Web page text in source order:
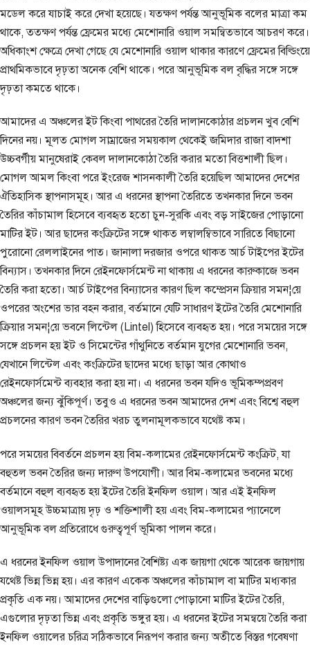
মডেল করে যাচাই করে দেখা হয়েছে। যতক্ষণ পর্যন্ত আনুভূমিক বলের মাত্রা কম
থাকে, ততক্ষণ পর্যন্ত ফ্রেমের মধ্যে মেশোনারি ওয়াল সমন্বিতভাবে আচরণ করে।
অধিকাংশ ক্ষেত্রে দেখা গেছে যে মেশোনারি ওয়াল থাকার কারণে ফ্রেমের বিল্ডিংয়ে
প্রাথমিকভাবে দৃঢ়তা অনেক বেশি থাকে। পরে আনুভূমিক বল বৃদ্ধির সঙ্গে সঙ্গে
দৃঢ়তা কমতে থাকে।
আমাদের এ অঞ্চলের ইট কিংবা পাথরের তৈরি দালানকোঠার প্রচলন খুব বেশি
দিনের নয়। মূলত মোগল সাম্রাজের সময়কাল থেকেই জমিদার রাজা বাদশা
উচ্চবর্গীয় মানুষেরাই কেবল দালানকোঠা তৈরি করার মতো বিত্তশালী ছিল।
মোগল আমল কিংবা পরে ইংরেজ শাসনকালী তৈরি হয়েছিল আমাদের দেশের
ঐতিহাসিক স্থাপনাসমূহ। আর এ ধরনের স্থাপনা তৈরিতে তখনকার দিনে ভবন
তৈরির কাঁচামাল হিসেবে ব্যবহৃত হতো চুন-সুরকি এবং বড় সাইজের পোড়ানো
মাটির ইট। আর ছাদের কংক্রিটের সঙ্গে থাকত লম্বালম্বিভাবে সারিতে বিছানো
পুরোনো রেললাইনের পাত। জানালা দরজার ওপরে থাকত আর্চ টাইপের ইটের
বিন্যাস। তখনকার দিনে রেইনফোর্সমেন্ট না থাকায় এ ধরনের কারুকাজে ভবন
তৈরি করা হতো। আর্চ টাইপের বিন্যাসের কারণ ছিল কম্প্রেসন ক্রিয়ার সমন¦য়ে
ওপরের অংশের ভার বহন করার, বর্তমানে যেটি সাধারণ ইটের তৈরি মেশোনারি
ক্রিয়ার সমন¦য়ে ভবনে লিন্টেল (Lintel) হিসেবে ব্যবহৃত হয়। পরে সময়ের সঙ্গে
সঙ্গে প্রচলন হয় ইট ও সিমেন্টের গাঁথুনিতে বর্তমান যুগের মেশোনারি ভবন,
যেখানে লিন্টেল এবং কংক্রিটের ছাদের মধ্যে ছাড়া আর কোথাও
রেইনফোর্সমেন্ট ব্যবহার করা হয় না। এ ধরনের ভবন যদিও ভূমিকম্পপ্রবণ
অঞ্চলের জন্য ঝুঁকিপূর্ণ। তবুও এ ধরনের ভবন আমাদের দেশ এবং বিশ্বে বহুল
প্রচলনের কারণ ভবন তৈরির খরচ তুলনামূলকভাবে যথেষ্ট কম।
পরে সময়ের বিবর্তনে প্রচলন হয় বিম-কলামের রেইনফোর্সমেন্ট কংক্রিট, যা
বহুতল ভবন তৈরির জন্য দারুণ উপযোগী। আর বিম-কলামের ভবনের মধ্যে
বর্তমানে বহুল ব্যবহৃত হয় ইটের তৈরি ইনফিল ওয়াল। আর এই ইনফিল
ওয়ালসমূহ উচ্চমাত্রায় দৃঢ় ও শক্তিশালী হয় এবং বিম-কলামের প্যানেলে
আনুভূমিক বল প্রতিরোধে গুরুত্বপূর্ণ ভূমিকা পালন করে।
এ ধরনের ইনফিল ওয়াল উপাদানের বৈশিষ্ট্য এক জায়গা থেকে আরেক জায়গায়
যথেষ্ট ভিন্ন ভিন্ন হয়। এর কারণ একেক অঞ্চলের কাঁচামাল বা মাটির মধ্যকার
প্রকৃতি এক নয়। আমাদের দেশের বাড়িগুলো পোড়ানো মাটির ইটের তৈরি,
এগুলোর দৃঢ়তা ভিন্ন এবং প্রকৃতি ভঙ্গুর হয়। এ ধরনের ইটের সমন্বয়ে তৈরি করা
ইনফিল ওয়ালের চরিত্র সঠিকভাবে নিরূপণ করার জন্য অতীতে বিস্তর গবেষণা